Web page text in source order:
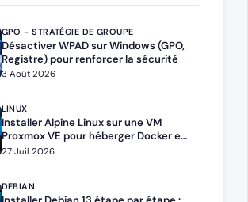
GPO - STRATÉGIE DE GROUPE
Désactiver WPAD sur Windows (GPO,
Registre) pour renforcer la sécurité
3 Août 2026
LINUX
Installer Alpine Linux sur une VM
Proxmox VE pour héberger Docker et
Docker Compose
27 Juil 2026
DEBIAN